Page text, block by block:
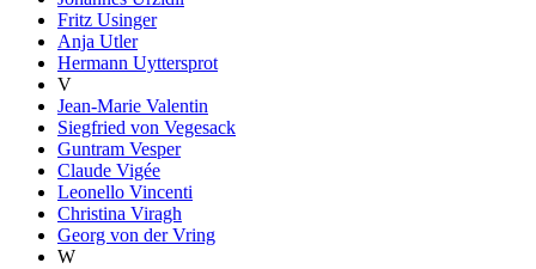
Fritz Usinger
Anja Utler
Hermann Uyttersprot
V
Jean-Marie Valentin
Siegfried von Vegesack
Guntram Vesper
Claude Vigée
Leonello Vincenti
Christina Viragh
Georg von der Vring
W